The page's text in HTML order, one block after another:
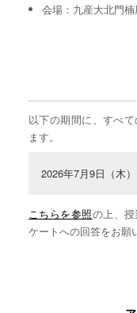
会場：九産大北門
以下の期間に、すべ
ます。
2026年7月9日（木
こちらを参照の上、
ケートへの回答をお願